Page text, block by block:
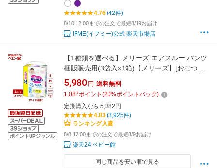
4.76(42件)
8/10 12:00までの注文で最短8/19お届け
IFME(イフミー)公式 楽天市場店
ポイントUPジャンル
【1種類を選べる】メリーズ エアスルー パンツ
梱販販売用(3袋入×1箱)【メリーズ】[おむつ オ
ムツ 紙おむつ 紙オムツ さらさらエアスルー]
5,980 円 送料無料
1,087ポイント (20%ポイントバック)
定期購入なら 5,382円
4.83(3,925件)
ランキング入賞
8/8 12:00までの注文で最短8/9お届け
楽天24 ベビー館
同じ商品を安い順で見る